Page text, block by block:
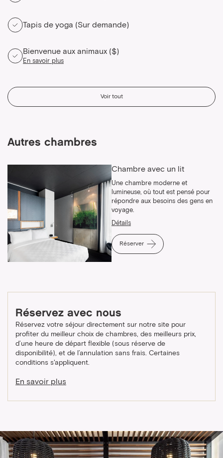
Tapis de yoga (Sur demande)
Bienvenue aux animaux ($)
En savoir plus
Voir tout
Autres chambres
Chambre avec un lit
Une chambre moderne et
lumineuse, où tout est pensé pour
répondre aux besoins des gens en
voyage.
Détails
Réserver
Réservez avec nous
Réservez votre séjour directement sur notre site pour
profiter du meilleur choix de chambres, des meilleurs prix,
d’une heure de départ flexible (sous réserve de
disponibilité), et de l’annulation sans frais. Certaines
conditions s'appliquent.
En savoir plus